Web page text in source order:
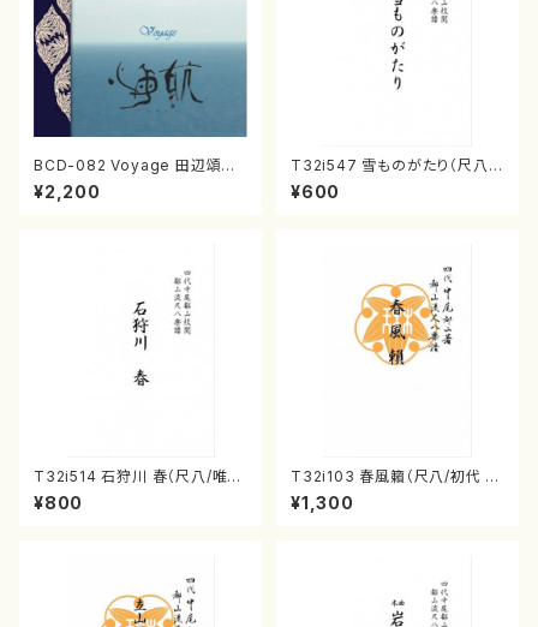
BCD-082 Voyage 田辺頌山
の演奏によるマーティン・リーガ
ン尺八作品集（田辺頌山/マーテ
¥2,200
T32i547 雪ものがたり（尺八/
沢井忠夫/楽譜）都山流公刊楽譜
曲番:2256
¥600
T32i514 石狩川 春（尺八/唯是
震一/楽譜）都山no:2223
¥800
T32i103 春風籟（尺八/初代 石
垣征山/尺八/都山式譜）都山流
公刊楽譜曲番:552
¥1,300